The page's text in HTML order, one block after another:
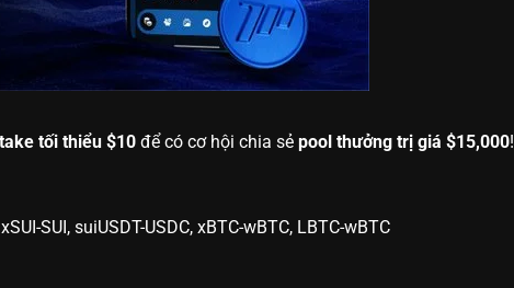
tối thiểu $10 để có cơ hội chia sẻ pool thưởng trị giá $15,000!
SUI, suiUSDT-USDC, xBTC-wBTC, LBTC-wBTC